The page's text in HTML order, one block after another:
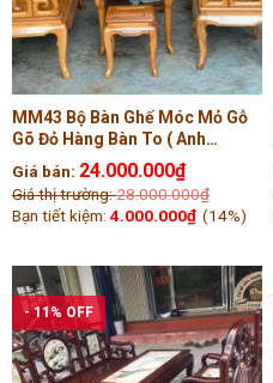
MM43 Bộ Bàn Ghế Móc Mỏ Gỗ
Gõ Đỏ Hàng Bàn To ( Anh
Phong, Yên Bái )
Giá bán: 24.000.000₫
Giá thị trường:28.000.000₫
Bạn tiết kiệm: 4.000.000₫ (14%)
- 11% OFF